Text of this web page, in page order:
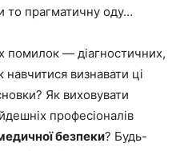
то прагматичну оду…
помилок — діагностичних,
визнавати ці
Як виховувати
професіоналів
безпеки? Будь-